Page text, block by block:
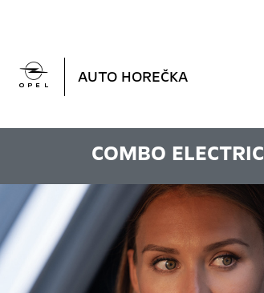
 AUTO HOREČKA
COMBO ELECTRIC